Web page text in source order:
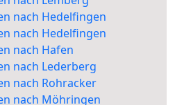
nach Hedelfingen
nach Hedelfingen
nach Hafen
nach Lederberg
nach Rohracker
nach Möhringen